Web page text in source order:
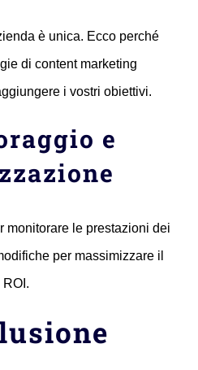
è unica. Ecco perché
di content marketing
i vostri obiettivi.
e
monitorare le prestazioni dei
per massimizzare il
ROI.